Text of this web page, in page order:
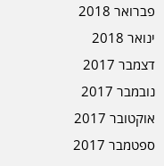
פברואר 2018
ינואר 2018
דצמבר 2017
נובמבר 2017
אוקטובר 2017
ספטמבר 2017